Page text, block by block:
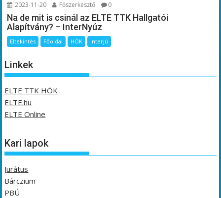
2023-11-20 Főszerkesztő 0
Na de mit is csinál az ELTE TTK Hallgatói
Alapítvány? – InterNyúz
Eltekintés Főoldal HÖK Interjú
Linkek
ELTE TTK HÖK
ELTE.hu
ELTE Online
Kari lapok
Jurátus
Bárczium
PBÚ